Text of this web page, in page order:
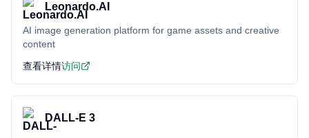
Leonardo.AI
AI image generation platform for game assets and creative
content
查看详情访问
DALL-E 3